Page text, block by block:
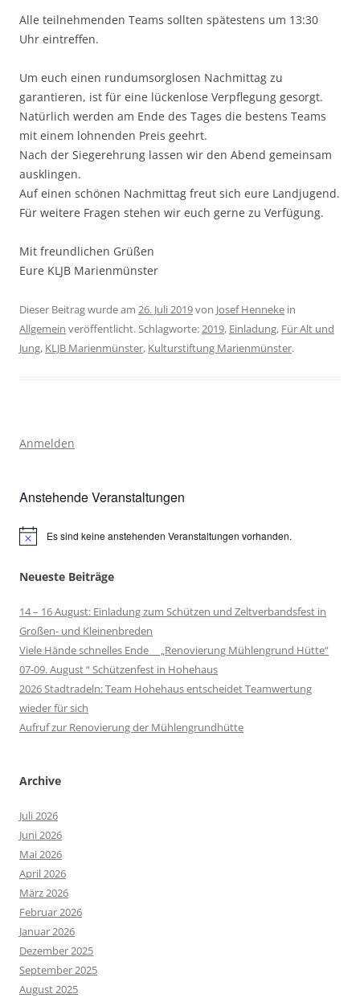
Alle teilnehmenden Teams sollten spätestens um 13:30
Uhr eintreffen.
Um euch einen rundumsorglosen Nachmittag zu
garantieren, ist für eine lückenlose Verpflegung gesorgt.
Natürlich werden am Ende des Tages die bestens Teams
mit einem lohnenden Preis geehrt.
Nach der Siegerehrung lassen wir den Abend gemeinsam
ausklingen.
Auf einen schönen Nachmittag freut sich eure Landjugend.
Für weitere Fragen stehen wir euch gerne zu Verfügung.
Mit freundlichen Grüßen
Eure KLJB Marienmünster
Dieser Beitrag wurde am 26. Juli 2019von Josef Henneke in
Allgemein veröffentlicht. Schlagworte:2019, Einladung, Für Alt und
Jung, KLJB Marienmünster, Kulturstiftung Marienmünster.
Anmelden
Anstehende Veranstaltungen
HinweisEs sind keine anstehenden Veranstaltungen vorhanden.
Neueste Beiträge
14 – 16 August: Einladung zum Schützen und Zeltverbandsfest in
Großen- und Kleinenbreden
Viele Hände schnelles Ende „Renovierung Mühlengrund Hütte“
07-09. August “ Schützenfest in Hohehaus
2026 Stadtradeln: Team Hohehaus entscheidet Teamwertung
wieder für sich
Aufruf zur Renovierung der Mühlengrundhütte
Archive
Juli 2026
Juni 2026
Mai 2026
April 2026
März 2026
Februar 2026
Januar 2026
Dezember 2025
September 2025
August 2025